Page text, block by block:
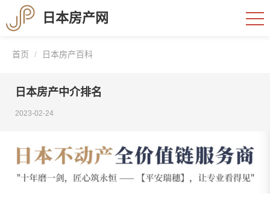
日本房产网
首页 日本房产百科
日本房产中介排名
2023-02-24